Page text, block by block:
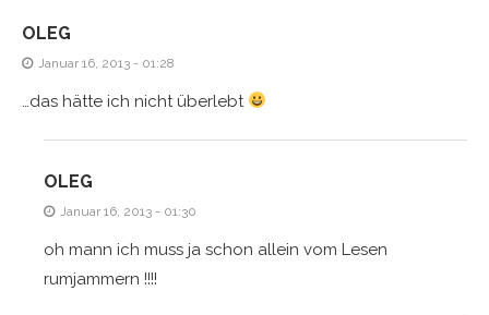
OLEG
Januar 16, 2013 - 01:28
…das hätte ich nicht überlebt
OLEG
Januar 16, 2013 - 01:30
oh mann ich muss ja schon allein vom Lesen
rumjammern !!!!